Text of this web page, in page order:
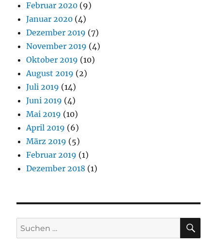
Februar 2020 (9)
Januar 2020 (4)
Dezember 2019 (7)
November 2019 (4)
Oktober 2019 (10)
August 2019 (2)
Juli 2019 (14)
Juni 2019 (4)
Mai 2019 (10)
April 2019 (6)
März 2019 (5)
Februar 2019 (1)
Dezember 2018 (1)
Suchen
nach: